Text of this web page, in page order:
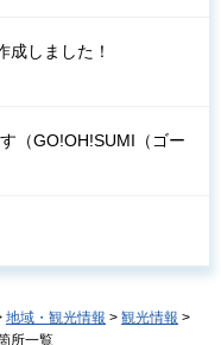
成しました！
（GO!OH!SUMI（ゴー
地域・観光情報 > 観光情報 >
所一覧